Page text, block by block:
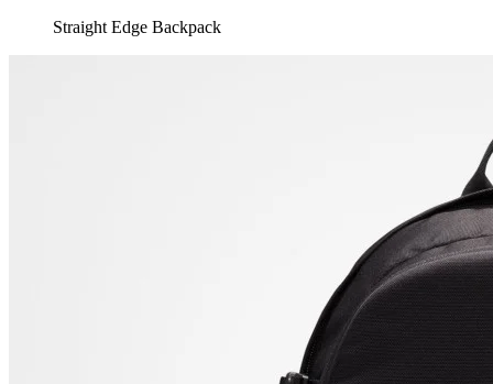
Straight Edge Backpack